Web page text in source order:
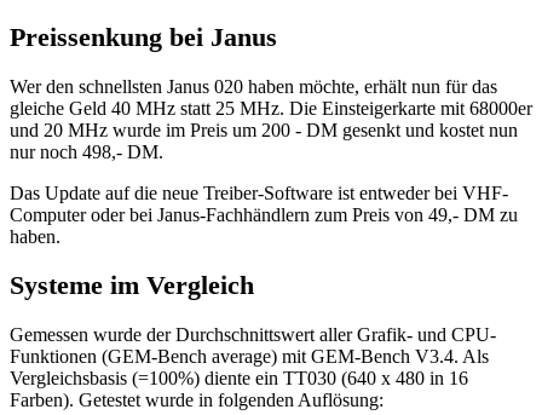
Preissenkung bei Janus
Wer den schnellsten Janus 020 haben möchte, erhält nun für das
gleiche Geld 40 MHz statt 25 MHz. Die Einsteigerkarte mit 68000er
und 20 MHz wurde im Preis um 200 - DM gesenkt und kostet nun
nur noch 498,- DM.
Das Update auf die neue Treiber-Software ist entweder bei VHF-
Computer oder bei Janus-Fachhändlern zum Preis von 49,- DM zu
haben.
Systeme im Vergleich
Gemessen wurde der Durchschnittswert aller Grafik- und CPU-
Funktionen (GEM-Bench average) mit GEM-Bench V3.4. Als
Vergleichsbasis (=100%) diente ein TT030 (640 x 480 in 16
Farben). Getestet wurde in folgenden Auflösung: